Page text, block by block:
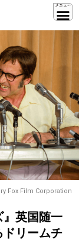
Fox Film Corporation
』英国随一
リームチ